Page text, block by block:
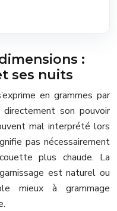
:
ses nuits
en grammes par
son pouvoir
mal interprété lors
pas nécessairement
plus chaude. La
est naturel ou
mieux à grammage